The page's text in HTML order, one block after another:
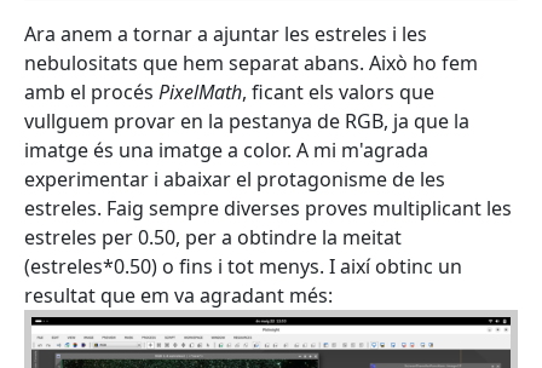
Ara anem a tornar a ajuntar les estreles i les
nebulositats que hem separat abans. Això ho fem
amb el procés PixelMath, ficant els valors que
vullguem provar en la pestanya de RGB, ja que la
imatge és una imatge a color. A mi m'agrada
experimentar i abaixar el protagonisme de les
estreles. Faig sempre diverses proves multiplicant les
estreles per 0.50, per a obtindre la meitat
(estreles*0.50) o fins i tot menys. I així obtinc un
resultat que em va agradant més: